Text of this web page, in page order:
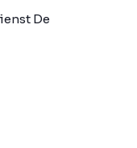
De